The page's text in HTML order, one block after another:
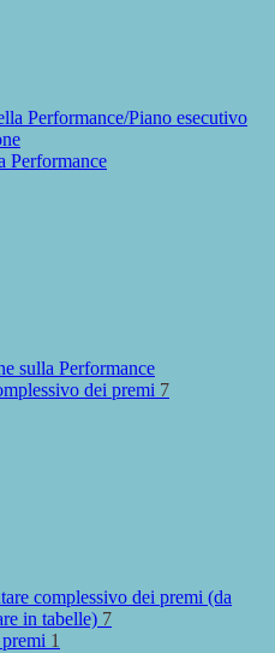
Performance/Piano esecutivo
Performance
sulla Performance
dei premi 7
complessivo dei premi (da
in tabelle) 7
1